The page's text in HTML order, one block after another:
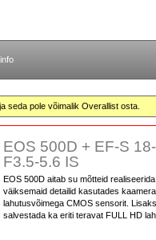
seda pole võimalik Overallist osta.
EOS 500D + EF-S
F3.5-5.6 IS
EOS 500D aitab su mõtteid
väiksemaid detailid kasutades
lahutusvõimega CMOS sensorit.
salvestada ka eriti teravat FULL HD